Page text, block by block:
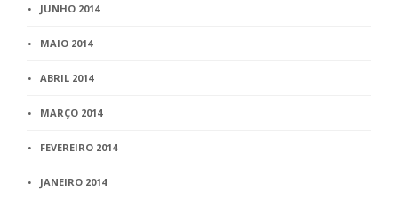
JUNHO 2014
MAIO 2014
ABRIL 2014
MARÇO 2014
FEVEREIRO 2014
JANEIRO 2014